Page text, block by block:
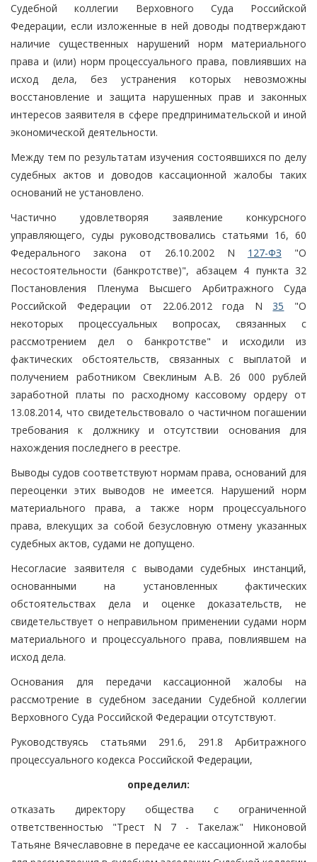
Судебной коллегии Верховного Суда Российской
Федерации, если изложенные в ней доводы подтверждают
наличие существенных нарушений норм материального
права и (или) норм процессуального права, повлиявших на
исход дела, без устранения которых невозможны
восстановление и защита нарушенных прав и законных
интересов заявителя в сфере предпринимательской и иной
экономической деятельности.
Между тем по результатам изучения состоявшихся по делу
судебных актов и доводов кассационной жалобы таких
оснований не установлено.
Частично удовлетворяя заявление конкурсного
управляющего, суды руководствовались статьями 16, 60
Федерального закона от 26.10.2002 N 127-ФЗ "О
несостоятельности (банкротстве)", абзацем 4 пункта 32
Постановления Пленума Высшего Арбитражного Суда
Российской Федерации от 22.06.2012 года N35 "О
некоторых процессуальных вопросах, связанных с
рассмотрением дел о банкротстве" и исходили из
фактических обстоятельств, связанных с выплатой и
получением работником Свеклиным А.В. 26 000 рублей
заработной платы по расходному кассовому ордеру от
13.08.2014, что свидетельствовало о частичном погашении
требования к должнику и отсутствии основания для
нахождения последнего в реестре.
Выводы судов соответствуют нормам права, оснований для
переоценки этих выводов не имеется. Нарушений норм
материального права, а также норм процессуального
права, влекущих за собой безусловную отмену указанных
судебных актов, судами не допущено.
Несогласие заявителя с выводами судебных инстанций,
основанными на установленных фактических
обстоятельствах дела и оценке доказательств, не
свидетельствует о неправильном применении судами норм
материального и процессуального права, повлиявшем на
исход дела.
Основания для передачи кассационной жалобы на
рассмотрение в судебном заседании Судебной коллегии
Верховного Суда Российской Федерации отсутствуют.
Руководствуясь статьями 291.6, 291.8 Арбитражного
процессуального кодекса Российской Федерации,
определил:
отказать директору общества с ограниченной
ответственностью "Трест N 7 - Такелаж" Никоновой
Татьяне Вячеславовне в передаче ее кассационной жалобы